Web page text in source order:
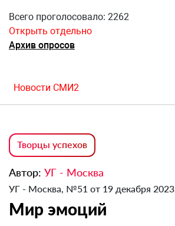
Всего проголосовало: 2262
Открыть отдельно
Архив опросов
Новости СМИ2
Творцы успехов
Автор: УГ - Москва
УГ - Москва, №51 от 19 декабря 2023.
Мир эмоций